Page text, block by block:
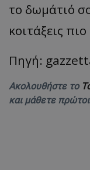
το δωμάτιό
κοιτάξεις
Πηγή:
Ακολουθήστε το
και μάθετε